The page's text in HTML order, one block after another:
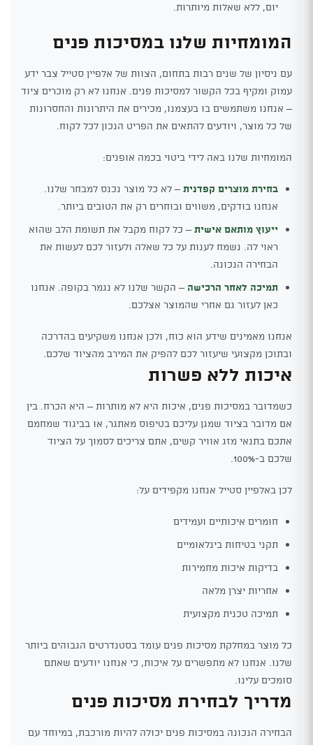
יום, ללא שאלות מיותרות.
המומחיות שלנו במסיכות פנים
עם ניסיון של שנים רבות בתחום, הצוות של אלפיין סטייל צבר ידע
עמוק ומקיף בכל הקשור למסיכות פנים. אנחנו לא רק מוכרים ציוד
– אנחנו משתמשים בו בעצמנו, מכירים את היתרונות והחסרונות
של כל מוצר, ויודעים להתאים את הפריט הנכון לכל לקוח.
המומחיות שלנו באה לידי ביטוי בכמה אופנים:
בחירת מוצרים קפדנית– לא כל מוצר נכנס למבחר שלנו.
אנחנו בודקים, משווים ובוחרים רק את הטובים ביותר.
ייעוץ מותאם אישית– כל לקוח מקבל את תשומת הלב שהוא
ראוי לה. נשמח לענות על כל שאלה ולעזור לכם לעשות את
הבחירה הנכונה.
תמיכה לאחר הרכישה – הקשר שלנו לא נגמר בקופה. אנחנו
כאן לעזור גם אחרי שהמוצר אצלכם.
אנחנו מאמינים שידע הוא כוח, ולכן אנחנו משקיעים בהדרכה
ובתוכן מקצועי שיעזור לכם להפיק את המירב מהציוד שלכם.
איכות ללא פשרות
כשמדובר במסיכות פנים, איכות היא לא מותרות – היא הכרח. בין
אם מדובר בציוד שמגן עליכם בטיפוס מאתגר, או בביגוד שמחמם
אתכם בתנאי מזג אוויר קשים, אתם צריכים לסמוך על הציוד
שלכם ב-100%.
לכן באלפיין סטייל אנחנו מקפידים על:
חומרים איכותיים ועמידים
תקני בטיחות בינלאומיים
בדיקות איכות מחמירות
אחריות יצרן מלאה
תמיכה טכנית מקצועית
כל מוצר במחלקת מסיכות פנים עומד בסטנדרטים הגבוהים ביותר
שלנו. אנחנו לא מתפשרים על איכות, כי אנחנו יודעים שאתם
סומכים עלינו.
מדריך לבחירת מסיכות פנים
הבחירה הנכונה במסיכות פנים יכולה להיות מורכבת, במיוחד עם